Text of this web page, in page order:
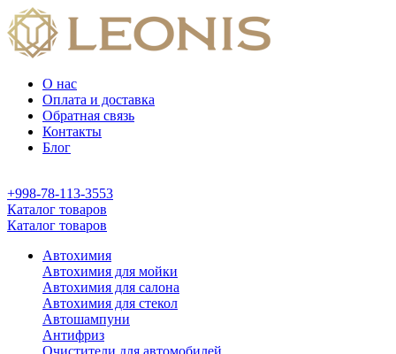
О нас
Оплата и доставка
Обратная связь
Контакты
Блог
+998-78-113-3553
Каталог товаров
Каталог товаров
Автохимия
Автохимия для мойки
Автохимия для салона
Автохимия для стекол
Автошампуни
Антифриз
Очистители для автомобилей